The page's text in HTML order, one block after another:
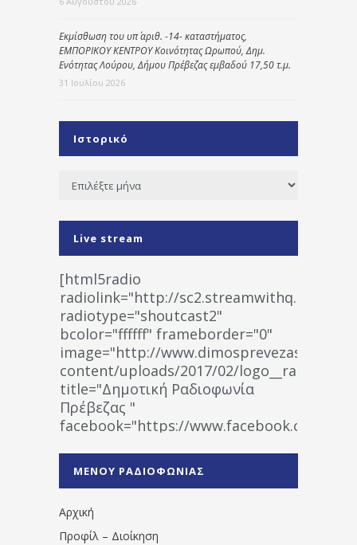
Εκμίσθωση του υπ΄ αριθ. -14- καταστήματος,
ΕΜΠΟΡΙΚΟΥ ΚΕΝΤΡΟΥ Κοινότητας Ωρωπού, Δημ.
Ενότητας Λούρου, Δήμου Πρέβεζας εμβαδού 17,50 τ.μ.
31 Ιουλίου 2026
Ιστορικό
Ιστορικό
Live stream
[html5radio
radiolink="http://
radiotype="shoutcast2"
bcolor="ffffff" frameborder="0"
image="http://www.dimosprevezas.gr/wp-
content/uploads/2017/02/
title="Δημοτική Ραδιοφωνία
Πρέβεζας "
facebook="https://www.facebook.com/
1531194763766854/" artist="" ]
ΜΕΝΟΥ ΡΑΔΙΟΦΩΝΙΑΣ
Αρχική
Προφίλ – Διοίκηση